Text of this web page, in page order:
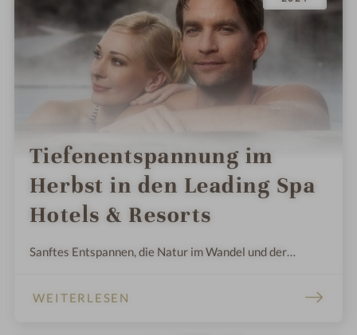
Tiefenentspannung im
Herbst in den Leading Spa
Hotels & Resorts
Sanftes Entspannen, die Natur im Wandel und der
zur Wellnesszeit. Vergessen Sie den Alltag und relaxen
WEITERLESEN